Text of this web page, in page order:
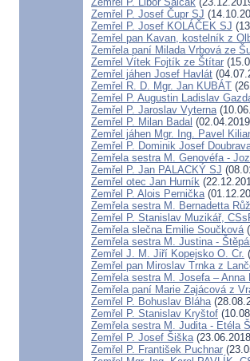
Zemřel P. Josef Čupr SJ
Zemřel P. Josef KOLÁČEK SJ
Zemřel pan Kavan, kostelník z
Zemřela paní Milada Vrbová ze
Zemřel Vítek Fojtík ze Štítar
Zemřel jáhen Josef Havlát
Zemřel R. D. Mgr. Jan KUBÁT
Zemřel P. Augustin Ladislav
Zemřel P. Jaroslav Vyterna
Zemřel P. Milan Badal
Zemřel jáhen Mgr. Ing. Pavel
Zemřel P. Dominik Josef
Zemřela sestra M. Genovéfa -
Zemřel P. Jan PALACKÝ SJ
Zemřel otec Jan Hurník
Zemřel P. Alois Pernička
Zemřela sestra M. Bernadetta
Zemřel P. Stanislav Muzikář,
Zemřela slečna Emilie Součková
Zemřela sestra M. Justina -
Zemřel J. M. Jiří Kopejsko O. Cr.
Zemřel pan Miroslav Trnka z
Zemřela sestra M. Josefa – Anna
Zemřela paní Marie Zajácová z
Zemřel P. Bohuslav Bláha
Zemřel P. Stanislav Kryštof
Zemřela sestra M. Judita - Etéla
Zemřel P. Josef Šiška
Zemřel P. František Puchnar